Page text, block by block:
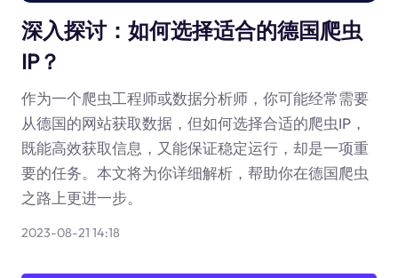
深入探讨：如何选择适合的德国爬虫
IP？
作为一个爬虫工程师或数据分析师，你可能经常需要
从德国的网站获取数据，但如何选择合适的爬虫IP，
既能高效获取信息，又能保证稳定运行，却是一项重
要的任务。本文将为你详细解析，帮助你在德国爬虫
之路上更进一步。
2023-08-21 14:18